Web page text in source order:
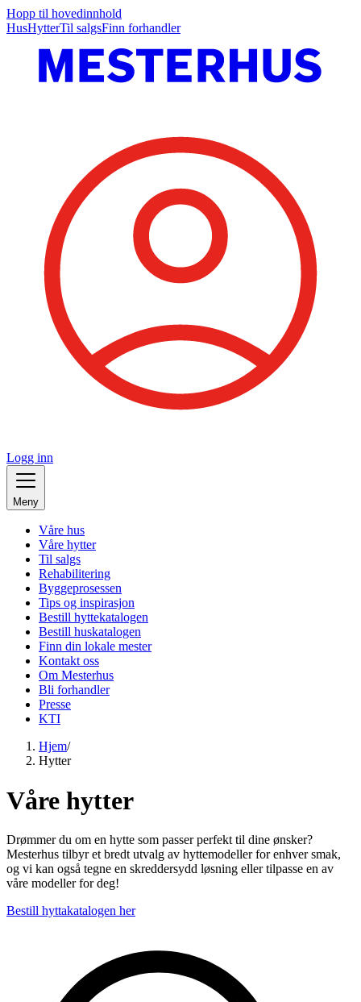
Hopp til hovedinnhold
HusHytterTil salgsFinn forhandler
Logg inn
Meny
Våre hus
Våre hytter
Til salgs
Rehabilitering
Byggeprosessen
Tips og inspirasjon
Bestill hyttekatalogen
Bestill huskatalogen
Finn din lokale mester
Kontakt oss
Om Mesterhus
Bli forhandler
Presse
KTI
Hjem/
Hytter
Våre hytter
Drømmer du om en hytte som passer perfekt til dine ønsker?
Mesterhus tilbyr et bredt utvalg av hyttemodeller for enhver smak,
og vi kan også tegne en skreddersydd løsning eller tilpasse en av
våre modeller for deg!
Bestill hyttakatalogen her